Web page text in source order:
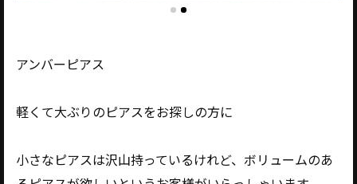
アンバーピアス
軽くて大ぶりのピアスをお探しの方に
小さなピアスは沢山持っているけれど、ボリュームのあ